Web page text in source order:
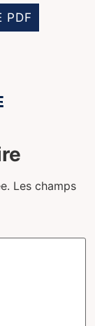
PDF
Les champs